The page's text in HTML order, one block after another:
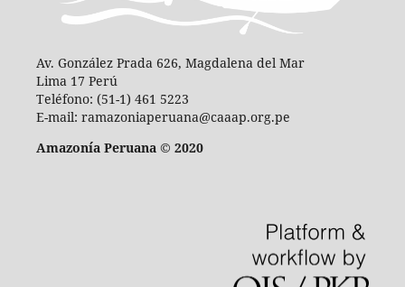
Av. González Prada 626, Magdalena del Mar
Lima 17 Perú
Teléfono: (51-1) 461 5223
E-mail: ramazoniaperuana@caaap.org.pe
Amazonía Peruana © 2020